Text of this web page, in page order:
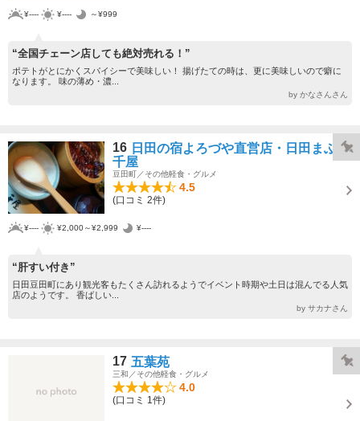
¥---- ¥---- ～¥999
“全国チェーン店しても絶対売れる！”
ポテトがとにかくスパイシーで美味しい！ 揚げたての時は、更に美味しいので癖に
なります。 味の薄め・濃...
by かなさんさん
16 日田の宿よろづや直営店・日田まぶし
千屋
豆田町／その他軽食・グルメ
4.5
(口コミ 2件)
¥---- ¥2,000～¥2,999 ¥----
“肝すい付き”
日田豆田町にあり観光客もたくさん訪れるようでイベント時期や土日は混んでる人気
店のようです。 香ばしい...
by サカナさん
17 五葉苑
三和／その他軽食・グルメ
4.0
(口コミ 1件)